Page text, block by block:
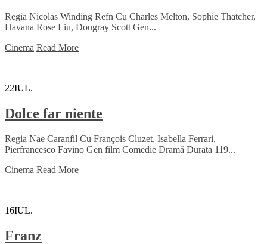
Regia Nicolas Winding Refn Cu Charles Melton, Sophie Thatcher,
Havana Rose Liu, Dougray Scott Gen...
Cinema Read More
22IUL.
Dolce far niente
Regia Nae Caranfil Cu François Cluzet, Isabella Ferrari,
Pierfrancesco Favino Gen film Comedie Dramă Durata 119...
Cinema Read More
16IUL.
Franz